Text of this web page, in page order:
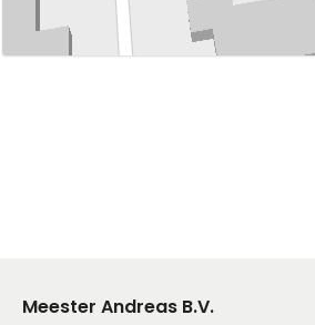
Meester Andreas B.V.